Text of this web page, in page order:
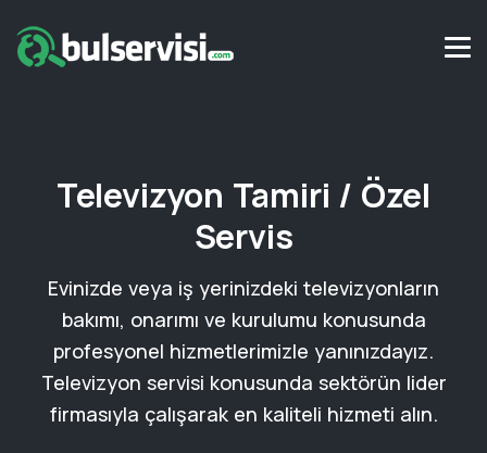
Televizyon Tamiri / Özel
Servis
Evinizde veya iş yerinizdeki televizyonların
bakımı, onarımı ve kurulumu konusunda
profesyonel hizmetlerimizle yanınızdayız.
Televizyon servisi konusunda sektörün lider
firmasıyla çalışarak en kaliteli hizmeti alın.